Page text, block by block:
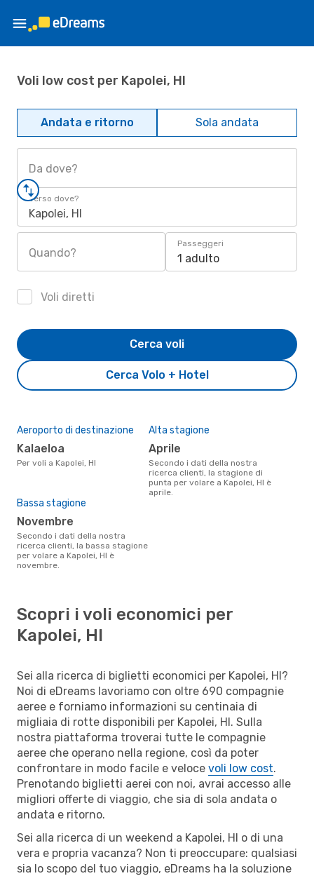
Voli low cost per Kapolei, HI
Andata e ritorno Sola andata
Da dove?
Verso dove?
Kapolei, HI
Quando?
Passeggeri
1 adulto
Voli diretti
Cerca Volo + Hotel
Cerca voli
Aeroporto di destinazione
Kalaeloa
Per voli a Kapolei, HI
Alta stagione
aprile
Secondo i dati della nostra
ricerca clienti, la stagione di
punta per volare a Kapolei, HI è
aprile.
Bassa stagione
novembre
Secondo i dati della nostra
ricerca clienti, la bassa stagione
per volare a Kapolei, HI è
novembre.
Scopri i voli economici per
Kapolei, HI
Sei alla ricerca di biglietti economici per Kapolei, HI?
Noi di eDreams lavoriamo con oltre 690 compagnie
aeree e forniamo informazioni su centinaia di
migliaia di rotte disponibili per Kapolei, HI. Sulla
nostra piattaforma troverai tutte le compagnie
aeree che operano nella regione, così da poter
confrontare in modo facile e veloce voli low cost.
Prenotando biglietti aerei con noi, avrai accesso alle
migliori offerte di viaggio, che sia di sola andata o
andata e ritorno.
Sei alla ricerca di un weekend a Kapolei, HI o di una
vera e propria vacanza? Non ti preoccupare: qualsiasi
sia lo scopo del tuo viaggio, eDreams ha la soluzione